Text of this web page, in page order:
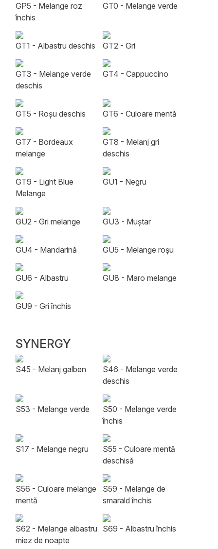
GP5 - Melange roz
închis
GT0 - Melange verde
GT1 - Albastru deschis GT2 - Gri
GT3 - Melange verde
deschis
GT4 - Cappuccino
GT5 - Roșu deschis GT6 - Culoare mentă
GT7 - Bordeaux
melange
GT8 - Melanj gri
deschis
GT9 - Light Blue
Melange
GU1 - Negru
GU2 - Gri melange GU3 - Muștar
GU4 - Mandarină GU5 - Melange roșu
GU6 - Albastru GU8 - Maro melange
GU9 - Gri închis
SYNERGY
S45 - Melanj galben
S46 - Melange verde
deschis
S53 - Melange verde
S50 - Melange verde
închis
S17 - Melange negru
S55 - Culoare mentă
deschisă
S56 - Culoare melange
mentă
S59 - Melange de
smarald închis
S62 - Melange albastru
miez de noapte
S69 - Albastru închis